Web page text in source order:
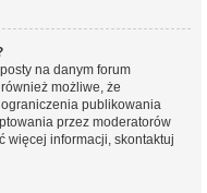
na danym forum
możliwe, że
publikowania
przez moderatorów
więcej informacji, skontaktuj